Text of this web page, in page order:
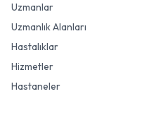
Uzmanlar
Uzmanlık Alanları
Hastalıklar
Hizmetler
Hastaneler